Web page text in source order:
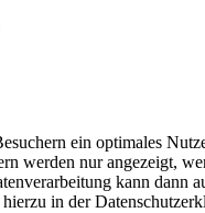
ein optimales
werden nur angezeigt,
kann dann
in der